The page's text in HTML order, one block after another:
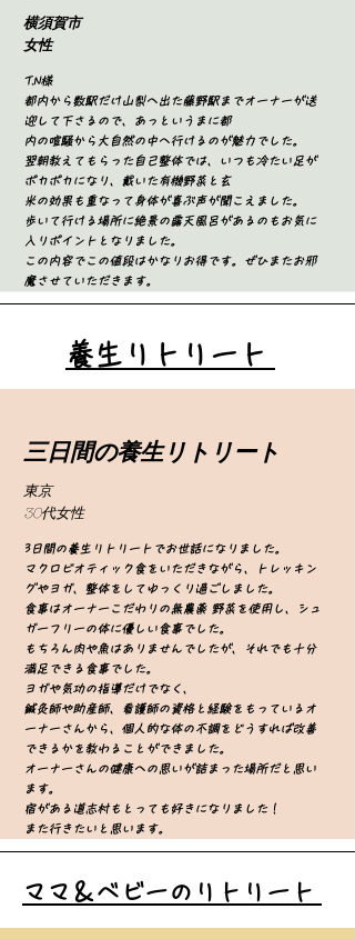
横須賀市
​女性
T.N様
都内から数駅だけ山梨へ出た藤野駅までオーナーが送
迎して下さるので、あっというまに都
内の喧騒から大自然の中へ行けるのが魅力でした。
翌朝教えてもらった自己整体では、いつも冷たい足が
ポカポカになり、戴いた有機野菜と玄
米の効果も重なって身体が喜ぶ声が聞こえました。
歩いて行ける場所に絶景の露天風呂があるのもお気に
入りポイントとなりました。
この内容でこの値段はかなりお得です。ぜひまたお邪
魔させていただきます。
養生リトリート
三日間の養生リトリート
東京
​30代女性
3日間の養生リトリートでお世話になりました。
マクロビオティック食をいただきながら、トレッキン
グやヨガ、整体をしてゆっくり過ごしました。
食事はオーナーこだわりの無農薬 野菜を使用し、シュ
ガーフリーの体に優しい食事でした。
もちろん肉や魚はありませんでしたが、それでも十分
満足できる食事でした。
ヨガや気功の指導だけでなく、
鍼灸師や助産師、看護師の資格と経験をもっているオ
ーナーさんから、個人的な体の不調をどうすれば改善
できるかを教わることができました。
オーナーさんの健康への思いが詰まった場所だと思い
ます。
宿がある道志村もとっても好きになりました！
また行きたいと思います。
ママ＆ベビーのリトリート